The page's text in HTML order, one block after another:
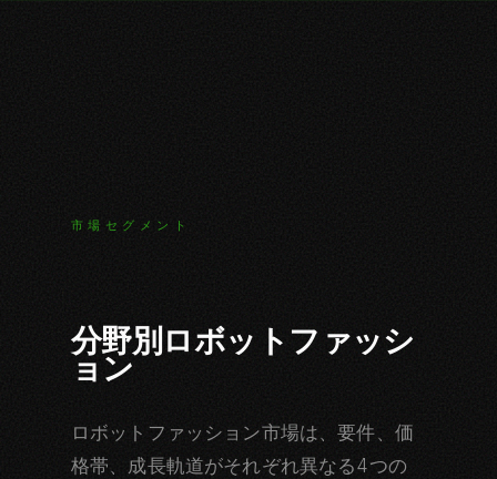
市場セグメント
分野別ロボットファッシ
ョン
ロボットファッション市場は、要件、価
格帯、成長軌道がそれぞれ異なる4つの